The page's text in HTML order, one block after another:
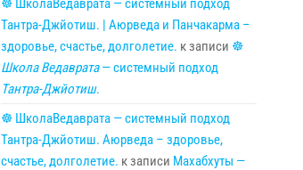
☸ ШколаВедаврата — системный подход
Тантра-Джйотиш. | Аюрведа и Панчакарма –
здоровье, счастье, долголетие. к записи ☸
Школа Ведаврата— системный подход
Тантра-Джйотиш.
☸ ШколаВедаврата — системный подход
Тантра-Джйотиш. Аюрведа – здоровье,
счастье, долголетие. к записи Махабхуты —